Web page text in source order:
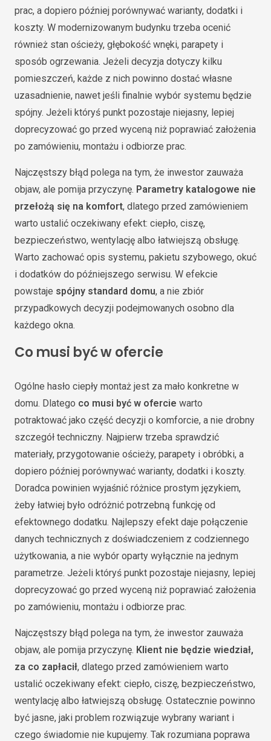
prac, a dopiero później porównywać warianty, dodatki i
koszty. W modernizowanym budynku trzeba ocenić
również stan ościeży, głębokość wnęki, parapety i
sposób ogrzewania. Jeżeli decyzja dotyczy kilku
pomieszczeń, każde z nich powinno dostać własne
uzasadnienie, nawet jeśli finalnie wybór systemu będzie
spójny. Jeżeli któryś punkt pozostaje niejasny, lepiej
doprecyzować go przed wyceną niż poprawiać założenia
po zamówieniu, montażu i odbiorze prac.
Najczęstszy błąd polega na tym, że inwestor zauważa
objaw, ale pomija przyczynę. Parametry katalogowe nie
przełożą się na komfort, dlatego przed zamówieniem
warto ustalić oczekiwany efekt: ciepło, ciszę,
bezpieczeństwo, wentylację albo łatwiejszą obsługę.
Warto zachować opis systemu, pakietu szybowego, okuć
i dodatków do późniejszego serwisu. W efekcie
powstaje spójny standard domu, a nie zbiór
przypadkowych decyzji podejmowanych osobno dla
każdego okna.
Co musi być w ofercie
Ogólne hasło ciepły montaż jest za mało konkretne w
domu. Dlatego co musi być w ofercie warto
potraktować jako część decyzji o komforcie, a nie drobny
szczegół techniczny. Najpierw trzeba sprawdzić
materiały, przygotowanie ościeży, parapety i obróbki, a
dopiero później porównywać warianty, dodatki i koszty.
Doradca powinien wyjaśnić różnice prostym językiem,
żeby łatwiej było odróżnić potrzebną funkcję od
efektownego dodatku. Najlepszy efekt daje połączenie
danych technicznych z doświadczeniem z codziennego
użytkowania, a nie wybór oparty wyłącznie na jednym
parametrze. Jeżeli któryś punkt pozostaje niejasny, lepiej
doprecyzować go przed wyceną niż poprawiać założenia
po zamówieniu, montażu i odbiorze prac.
Najczęstszy błąd polega na tym, że inwestor zauważa
objaw, ale pomija przyczynę. Klient nie będzie wiedział,
za co zapłacił, dlatego przed zamówieniem warto
ustalić oczekiwany efekt: ciepło, ciszę, bezpieczeństwo,
wentylację albo łatwiejszą obsługę. Ostatecznie powinno
być jasne, jaki problem rozwiązuje wybrany wariant i
czego świadomie nie kupujemy. Tak rozumiana poprawa